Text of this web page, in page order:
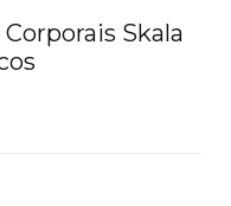
Skala